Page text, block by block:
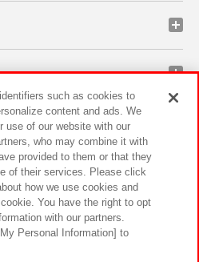
ビリティ サイトポリシー
ブアクセシビリティ方針と検証結果
such as cookies to
content and ads. We
use of our website with our
who may combine it with
provided to them or that they
of their services. Please click
how we use cookies and
You have the right to opt
with our partners.
Personal Information] to